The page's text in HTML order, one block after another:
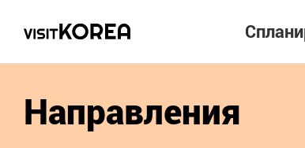
Направления